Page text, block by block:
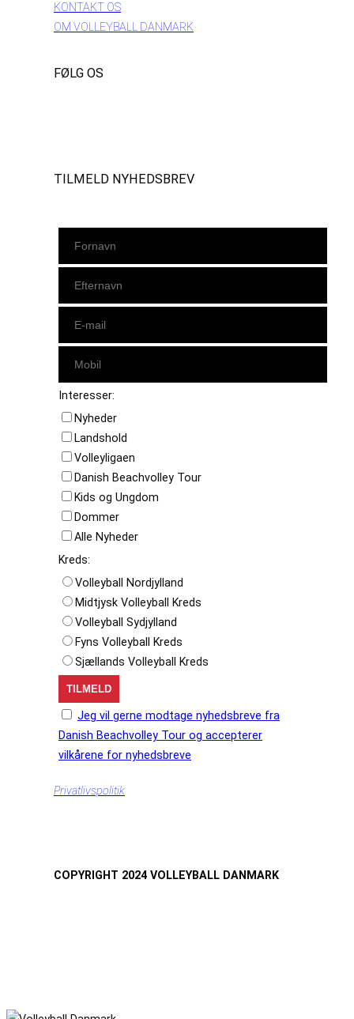
KONTAKT OS
OM VOLLEYBALL DANMARK
FØLG OS
TILMELD NYHEDSBREV
Interesser:
Nyheder
Landshold
Volleyligaen
Danish Beachvolley Tour
Kids og Ungdom
Dommer
Alle Nyheder
Kreds:
Volleyball Nordjylland
Midtjysk Volleyball Kreds
Volleyball Sydjylland
Fyns Volleyball Kreds
Sjællands Volleyball Kreds
Jeg vil gerne modtage nyhedsbreve fra
Danish Beachvolley Tour og accepterer
vilkårene for nyhedsbreve
Privatlivspolitik
COPYRIGHT 2024 VOLLEYBALL DANMARK